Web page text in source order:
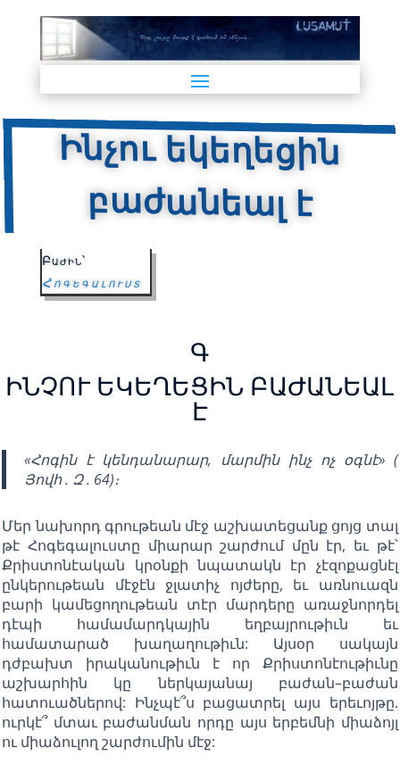
Ինչու եկեղեցին
բաժանեալ է
Բաժին՝
Հոգեգալուստ
Գ
ԻՆՉՈՒ ԵԿԵՂԵՑԻՆ ԲԱԺԱՆԵԱԼ
Է
«Հոգին է կենդանարար, մարմին ինչ ոչ օգնէ» (
Յովհ . Զ . 64)։
Մեր նախորդ գրութեան մէջ աշխատեցանք ցոյց տալ
թէ Հոգեգալուստը միարար շարժում մըն էր, եւ թէ՝
Քրիստոնէական կրօնքի նպատակն էր չէզոքացնէլ
ընկերութեան մէջէն ջլատիչ ոյժերը, եւ առնուազն
բարի կամեցողութեան տէր մարդերը առաջնորդել
դէպի համամարդկային եղբայրութիւն եւ
համատարած խաղաղութիւն: Այսօր սակայն
դժբախտ իրականութիւն է որ Քրիստոնէութիւնը
աշխարհին կը ներկայանայ բաժան–բաժան
հատուածներով: Ինչպէ՞ս բացատրել այս երեւոյթը.
ուրկէ՞ մտաւ բաժանման որդը այս երբեմնի միաձոյլ
ու միաձուլող շարժումին մէջ: